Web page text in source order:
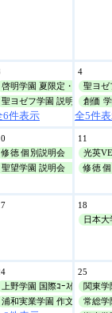
ﾞｲ
み説明会
啓明学園 夏限定・学校ﾂｱｰ
聖ヨゼフ学園 説明会
6件表示
4
聖ヨゼ
創価
全5件
対象学校説明会
対象学校説明会
修徳 個別説明会
聖望学園 説明会
11
光英
修徳
学校附属 体験授業(理・社)
18
日本大
上野学園 国際ｺｰｽ体験授業
浦和実業学園 作文添削講座
25
関東学
常総学